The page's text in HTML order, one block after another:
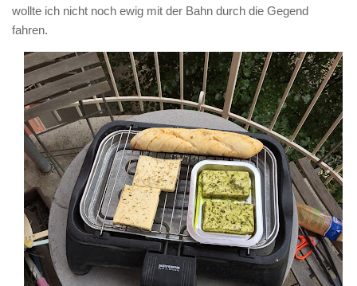
wollte ich nicht noch ewig mit der Bahn durch die Gegend
fahren.